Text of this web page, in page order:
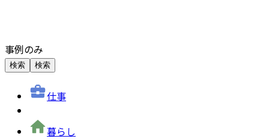
事例のみ
検索 検索
仕事
暮らし